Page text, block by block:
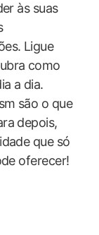
às suas
Ligue
como
a​ dia.
são‍ o que
depois,⁣
que só
oferecer!